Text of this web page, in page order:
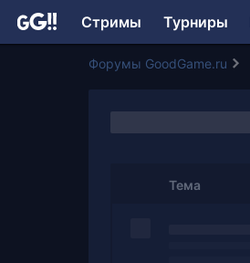
Стримы Турниры
Форумы GoodGame.ru
Тема